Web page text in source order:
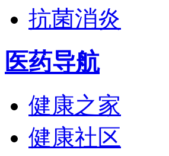
抗菌消炎
医药导航
健康之家
健康社区